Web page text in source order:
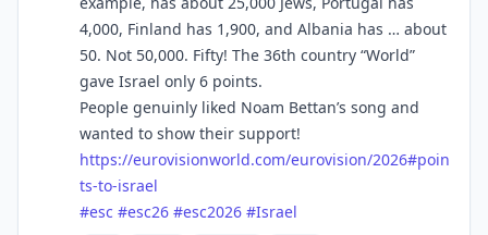
4,000, Finland has 1,900, and Albania has … about
50. Not 50,000. Fifty! The 36th country “World”
gave Israel only 6 points.
People genuinly liked Noam Bettan’s song and
wanted to show their support!
https://eurovisionworld.com/eurovision/2026#poin
ts-to-israel
#esc #esc26 #esc2026 #Israel